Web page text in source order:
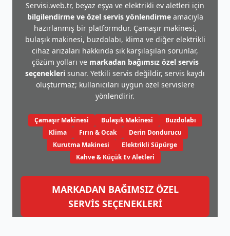
Servisi.web.tr, beyaz eşya ve elektrikli ev aletleri için
bilgilendirme ve özel servis yönlendirmeamacıyla
hazırlanmış bir platformdur. Çamaşır makinesi,
bulaşık makinesi, buzdolabı, klima ve diğer elektrikli
cihaz arızaları hakkında sık karşılaşılan sorunlar,
çözüm yolları ve markadan bağımsız özel servis
seçenekleri sunar. Yetkili servis değildir, servis kaydı
oluşturmaz; kullanıcıları uygun özel servislere
yönlendirir.
Çamaşır Makinesi Bulaşık Makinesi
Buzdolabı
Klima
Fırın & Ocak
Derin Dondurucu
Kurutma Makinesi
Elektrikli Süpürge
Kahve & Küçük Ev Aletleri
MARKADAN BAĞIMSIZ ÖZEL
SERVİS SEÇENEKLERİ